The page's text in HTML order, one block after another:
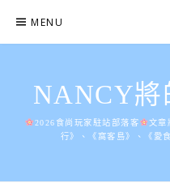
content
MENU
NANCY將
2026食尚玩家駐站部落客
文章
行》、《窩客島》、《愛